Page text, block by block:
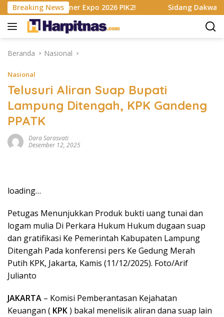
Langsung
ke
konten
Breaking News
Consumer Expo 2026 PIK2! Sidang Dakwaan
Beranda Nasional
Nasional
Telusuri Aliran Suap Bupati
Lampung Ditengah, KPK Gandeng
PPATK
Dara Sarasvati
Desember 12, 2025
loading…
Petugas Menunjukkan Produk bukti uang tunai dan
logam mulia Di Perkara Hukum Hukum dugaan suap
dan gratifikasi Ke Pemerintah Kabupaten Lampung
Ditengah Pada konferensi pers Ke Gedung Merah
Putih KPK, Jakarta, Kamis (11/12/2025). Foto/Arif
Julianto
JAKARTA – Komisi Pemberantasan Kejahatan
Keuangan ( KPK) bakal menelisik aliran dana suap lain